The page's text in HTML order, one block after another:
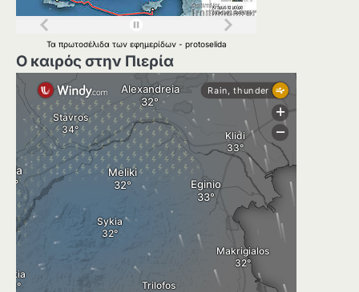
Τα πρωτοσέλιδα των εφημερίδων - protoselida
Ο καιρός στην Πιερία